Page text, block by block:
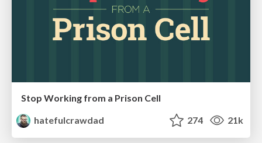
Stop Working from a Prison Cell
hatefulcrawdad
274 21k